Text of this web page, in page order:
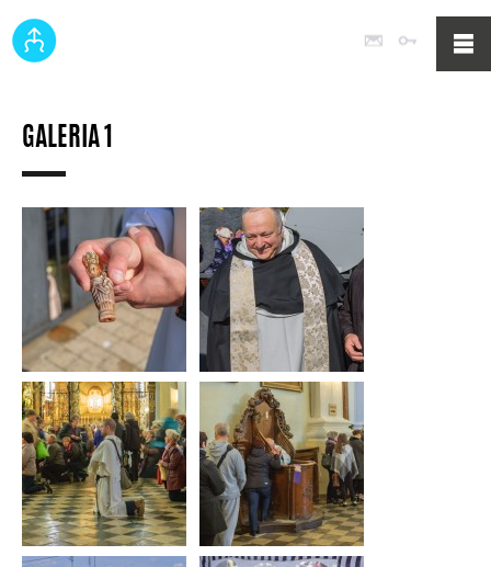
Poczta
GALERIA 1